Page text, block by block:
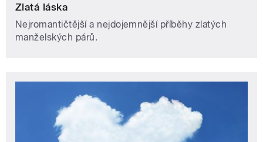
Zlatá láska
Nejromantičtější a nejdojemnější příběhy zlatých
manželských párů.